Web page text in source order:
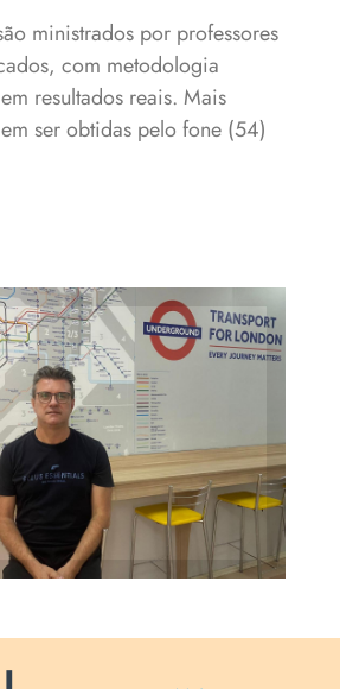
ministrados por professores
com metodologia
resultados reais. Mais
ser obtidas pelo fone (54)
do Centro de
URI, Paulo Molossi:
diferencial está no
dedicado e na
do ensino das
inglesa e italiana."